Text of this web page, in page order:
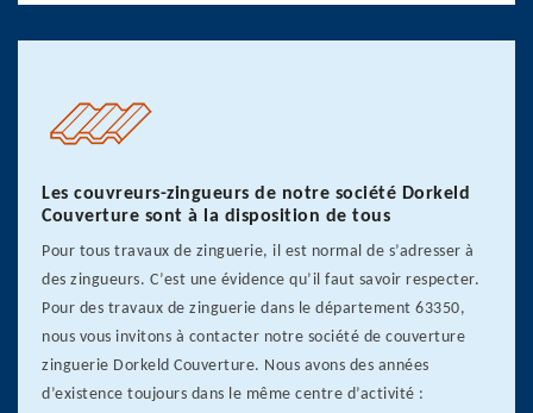
Les couvreurs-zingueurs de notre société Dorkeld
Couverture sont à la disposition de tous
Pour tous travaux de zinguerie, il est normal de s’adresser à
des zingueurs. C’est une évidence qu’il faut savoir respecter.
Pour des travaux de zinguerie dans le département 63350,
nous vous invitons à contacter notre société de couverture
zinguerie Dorkeld Couverture. Nous avons des années
d’existence toujours dans le même centre d’activité :